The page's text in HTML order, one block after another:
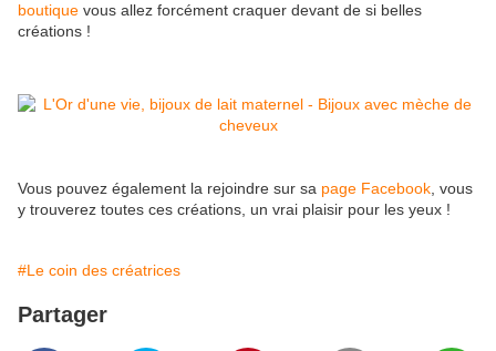
boutique vous allez forcément craquer devant de si belles
créations !
Vous pouvez également la rejoindre sur sa page Facebook , vous
y trouverez toutes ces créations, un vrai plaisir pour les yeux !
#Le coin des créatrices
Partager